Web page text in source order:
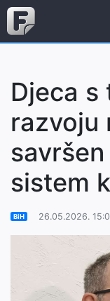
Djeca s
razvoju
sistem
BiH 26.05.2026.